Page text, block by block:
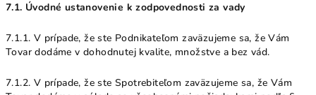
7.1. Úvodné ustanovenie k zodpovednosti za vady
7.1.1. V prípade, že ste Podnikateľom zaväzujeme sa, že Vám
Tovar dodáme v dohodnutej kvalite, množstve a bez vád.
7.1.2. V prípade, že ste Spotrebiteľom zaväzujeme sa, že Vám